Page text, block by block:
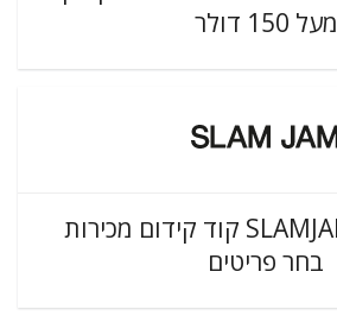
מעל 150 דולר
SLAMJAM.com 30% קוד קידום מכירות
בחר פריטים